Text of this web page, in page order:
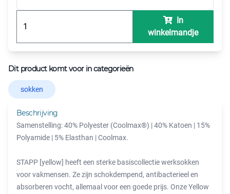
In
winkelmandje
Dit product komt voor in categorieën
sokken
Beschrijving
Samenstelling: 40% Polyester (Coolmax®) | 40% Katoen | 15%
Polyamide | 5% Elasthan | Coolmax.
STAPP [yellow] heeft een sterke basiscollectie werksokken
voor vakmensen. Ze zijn schokdempend, antibacterieel en
absorberen vocht, allemaal voor een goede prijs. Onze Yellow